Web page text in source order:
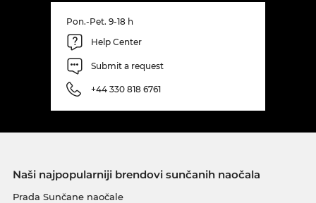
Pon.-Pet. 9-18 h
Help Center
Submit a request
+44 330 818 6761
Naši najpopularniji brendovi sunčanih naočala
Prada Sunčane naočale